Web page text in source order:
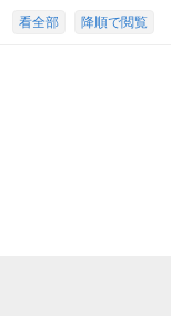
降順で閲覧
看全部